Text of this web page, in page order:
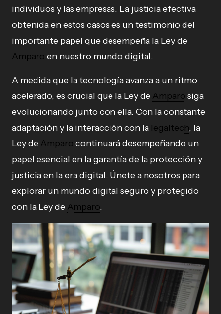
individuos y las empresas. La justicia efectiva
obtenida en estos casos es un testimonio del
importante papel que desempeña la Ley de
Amparo en nuestro mundo digital.
A medida que la tecnología avanza a un ritmo
acelerado, es crucial que la Ley de Amparo siga
evolucionando junto con ella. Con la constante
adaptación y la interacción con la legaltech, la
Ley de Amparo continuará desempeñando un
papel esencial en la garantía de la protección y
justicia en la era digital. Únete a nosotros para
explorar un mundo digital seguro y protegido
con la Ley de Amparo.